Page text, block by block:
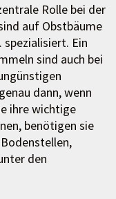
Rolle bei der
auf Obstbäume
spezialisiert. Ein
sind auch bei
dann, wenn
ihre wichtige
benötigen sie
den